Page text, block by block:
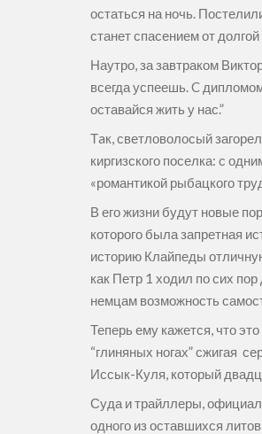
остаться на ночь.
станет спасением от
Наутро, за завтраком
всегда успеешь. C
оставайся жить у нас.”
Тaк, светловолосый
киргизского поселка: с
«романтикой рыбацкого
В его жизни будут новые
которого была запретная
историю Клайпеды
как Петр 1 ходил по сих
немцам возможность
Теперь ему кажется, что
“глиняных ногах” сжигая
Иссык-Куля, который
Суда и трайллеры,
одного из оставшихся